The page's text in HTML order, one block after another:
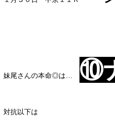
妹尾さんの本命◎は… ⑩
対抗以下は